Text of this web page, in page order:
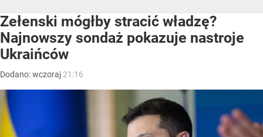
Zełenski mógłby stracić władzę?
Najnowszy sondaż pokazuje nastroje
Ukraińców
Dodano:wczoraj 21:16